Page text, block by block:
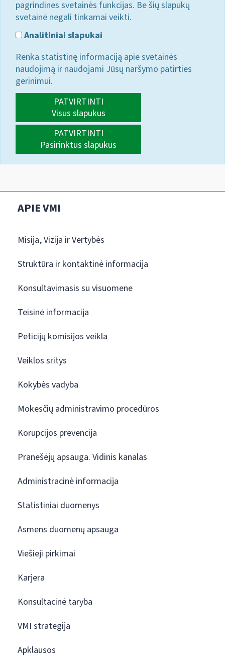
pagrindines svetainės funkcijas. Be šių slapukų
svetainė negali tinkamai veikti.
Analitiniai slapukai
Renka statistinę informaciją apie svetainės
naudojimą ir naudojami Jūsų naršymo patirties
gerinimui.
PATVIRTINTI
Visus slapukus
PATVIRTINTI
Pasirinktus slapukus
APIE VMI
Misija, Vizija ir Vertybės
Struktūra ir kontaktinė informacija
Konsultavimasis su visuomene
Teisinė informacija
Peticijų komisijos veikla
Veiklos sritys
Kokybės vadyba
Mokesčių administravimo procedūros
Korupcijos prevencija
Pranešėjų apsauga. Vidinis kanalas
Administracinė informacija
Statistiniai duomenys
Asmens duomenų apsauga
Viešieji pirkimai
Karjera
Konsultacinė taryba
VMI strategija
Apklausos